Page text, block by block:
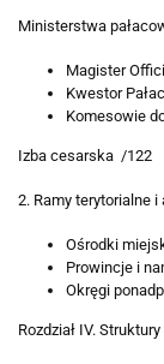
Ministerstwa
Magister
Kwestor
Komesowie
Izba cesarska /122
2. Ramy terytorialne
Ośrodki
Prowincje i
Okręgi
Rozdział IV.